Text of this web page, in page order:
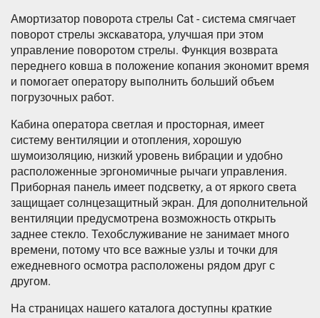
Амортизатор поворота стрелы Cat - система смягчает
поворот стрелы экскаватора, улучшая при этом
управление поворотом стрелы. Функция возврата
переднего ковша в положение копания экономит время
и помогает оператору выполнить больший объем
погрузочных работ.
Кабина оператора светлая и просторная, имеет
систему вентиляции и отопления, хорошую
шумоизоляцию, низкий уровень вибрации и удобно
расположенные эргономичные рычаги управления.
Приборная панель имеет подсветку, а от яркого света
защищает солнцезащитный экран. Для дополнительной
вентиляции предусмотрена возможность открыть
заднее стекло. Техобслуживание не занимает много
времени, потому что все важные узлы и точки для
ежедневного осмотра расположены рядом друг с
другом.
На страницах нашего каталога доступны краткие